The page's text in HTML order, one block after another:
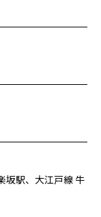
坂駅、大江戸線 牛